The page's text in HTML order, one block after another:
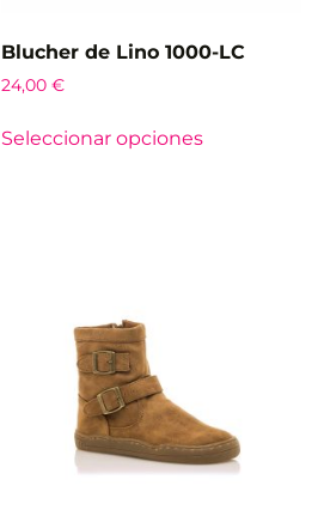
Blucher de Lino 1000-LC
24,00 €
Seleccionar opciones